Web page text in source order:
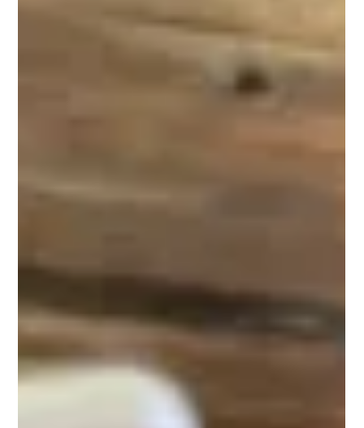
déclinent en plusieurs versions : – La « classique ». – La zéro